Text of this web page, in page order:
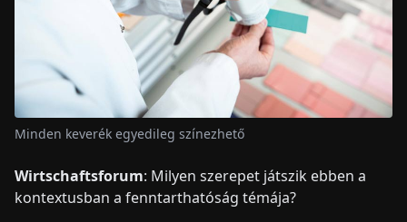
Minden keverék egyedileg színezhető
Wirtschaftsforum: Milyen szerepet játszik ebben a
kontextusban a fenntarthatóság témája?